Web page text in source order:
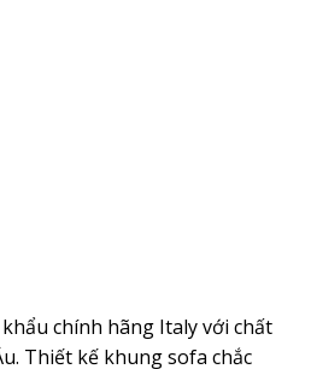
chính hãng Italy với chất
Thiết kế khung sofa chắc